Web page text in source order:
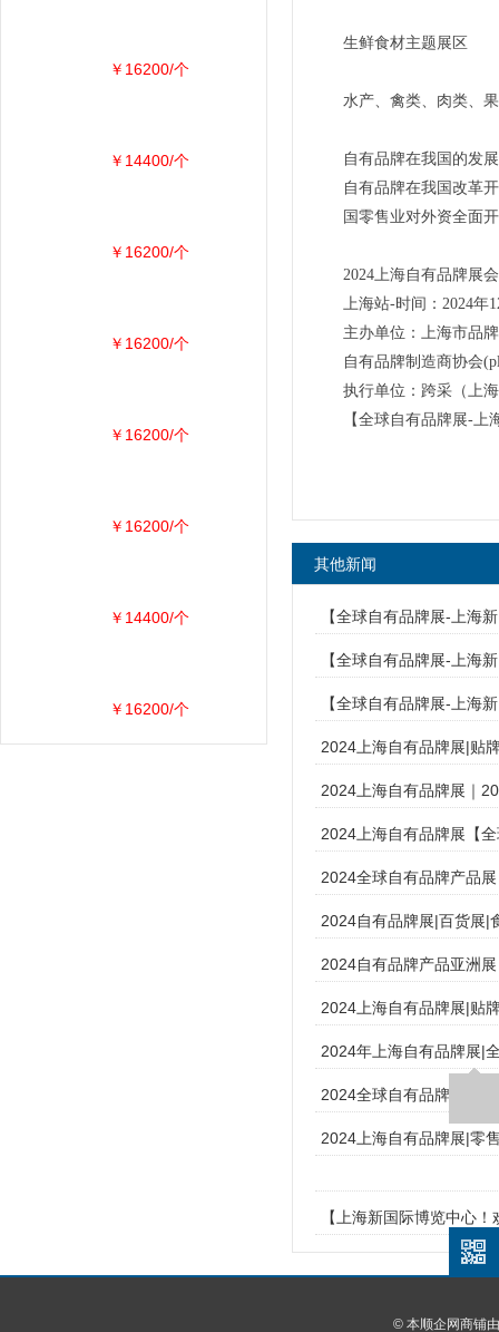
生鲜食材主题展区
水产、禽类、肉类、
自有品牌在我国的发
自有品牌在我国改革
国零售业对外资全面
2024上海自有品牌展
上海站-时间：2024
主办单位：上海市品
自有品牌制造商协会
执行单位：跨采（上
【全球自有品牌展-上
其他新闻
【全球自有品牌展-上海
【全球自有品牌展-上海
【全球自有品牌展-上海
2024上海自有品牌展|贴
2024上海自有品牌展｜
2024上海自有品牌展【
2024全球自有品牌产品
2024自有品牌展|百货展|
2024自有品牌产品亚洲
2024上海自有品牌展|贴
2024年上海自有品牌展|
2024全球自有品牌产品
2024上海自有品牌展|零
【上海新国际博览中心
￥16200/个
￥14400/个
￥16200/个
￥16200/个
￥16200/个
￥16200/个
￥14400/个
￥16200/个
© 本顺企网商铺由